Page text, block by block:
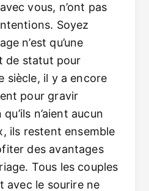
vous, n’ont pas
Soyez
n’est qu’une
de statut pour
siècle, il y a encore
pour gravir
n’aient aucun
ils restent ensemble
des avantages
Tous les couples
avec le sourire ne